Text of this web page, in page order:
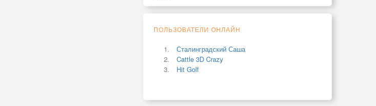
ПОЛЬЗОВАТЕЛИ ОНЛАЙН
Сталинградский Саша
Cattle 3D Crazy
Hit Golf